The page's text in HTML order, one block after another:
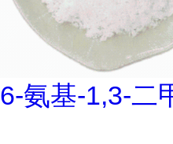
6-氨基-1,3-二